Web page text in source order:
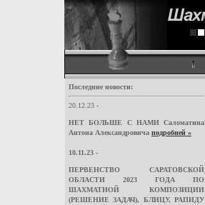
Последние новости:
20.12.23 -
НЕТ БОЛЬШЕ С НАМИ Саломатина
Антона Александровича подробней »
10.11.23 -
ПЕРВЕНСТВО САРАТОВСКОЙ
ОБЛАСТИ 2023 ГОДА ПО
ШАХМАТНОЙ КОМПОЗИЦИИ
(РЕШЕНИЕ ЗАДАЧ), БЛИЦУ, РАПИДУ